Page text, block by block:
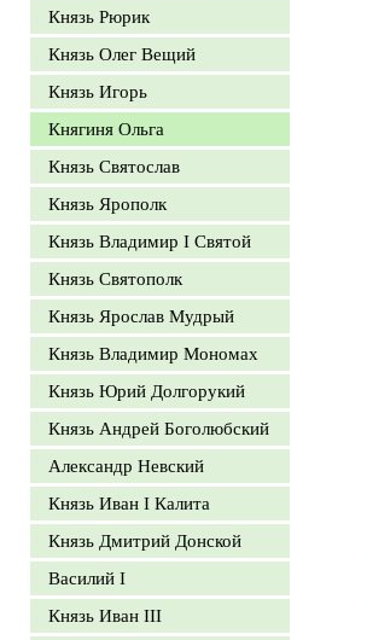
Князь Рюрик
Князь Олег Вещий
Князь Игорь
Княгиня Ольга
Князь Святослав
Князь Ярополк
Князь Владимир I Святой
Князь Святополк
Князь Ярослав Мудрый
Князь Владимир Мономах
Князь Юрий Долгорукий
Князь Андрей Боголюбский
Александр Невский
Князь Иван I Калита
Князь Дмитрий Донской
Василий I
Князь Иван III